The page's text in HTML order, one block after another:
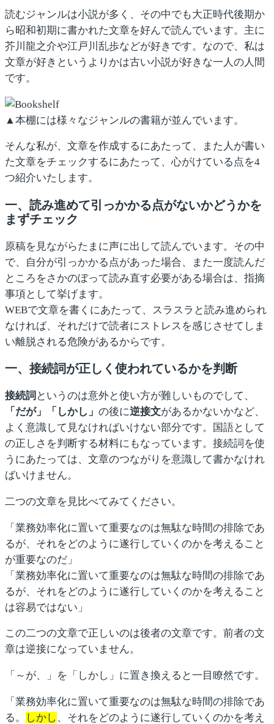
読むジャンルは小説が多く、その中でも大正時代後期か
ら昭和初期に書かれた文章を好んで読んでいます。主に
芥川龍之介や江戸川乱歩などが好きです。なので、私は
文章が好きというよりかは古い小説が好きな一人の人間
です。
▲本棚には様々なジャンルの書籍が並んでいます。
そんな私が、文章を作成するにあたって、また人が書い
た文章をチェックするにあたって、心がけている点を4
つ紹介いたします。
一、読み進めて引っかかる点がないかどうかを
まずチェック
原稿を見ながらたまに声に出して読んでいます。その中
で、自分が引っかかる点があった場合、また一度読んだ
ところをさかのぼって読み直す必要がある場合は、指摘
事項として挙げます。
WEBで文章を書くにあたって、スラスラと読み進められ
なければ、それだけで読者にストレスを感じさせてしま
い離脱される危険があるからです。
一、接続詞が正しく使われているかを判断
接続詞 というのは意外と使い方が難しいものでして、
「だが」「しかし」 の後に逆接文があるかないかなど、
よく意識して見なければいけない部分です。国語として
の正しさを判断する材料にもなっています。接続詞を使
うにあたっては、文章のつながりを意識して書かなけれ
ばいけません。
二つの文章を見比べてみてください。
「業務効率化に置いて重要なのは無駄な時間の排除であ
るが、それをどのように遂行していくのかを考えること
が重要なのだ」
「業務効率化に置いて重要なのは無駄な時間の排除であ
るが、それをどのように遂行していくのかを考えること
は容易ではない」
この二つの文章で正しいのは後者の文章です。前者の文
章は逆接になっていません。
「～が、」を「しかし」に置き換えると一目瞭然です。
「業務効率化に置いて重要なのは無駄な時間の排除であ
る。
しかし 、それをどのように遂行していくのかを考え